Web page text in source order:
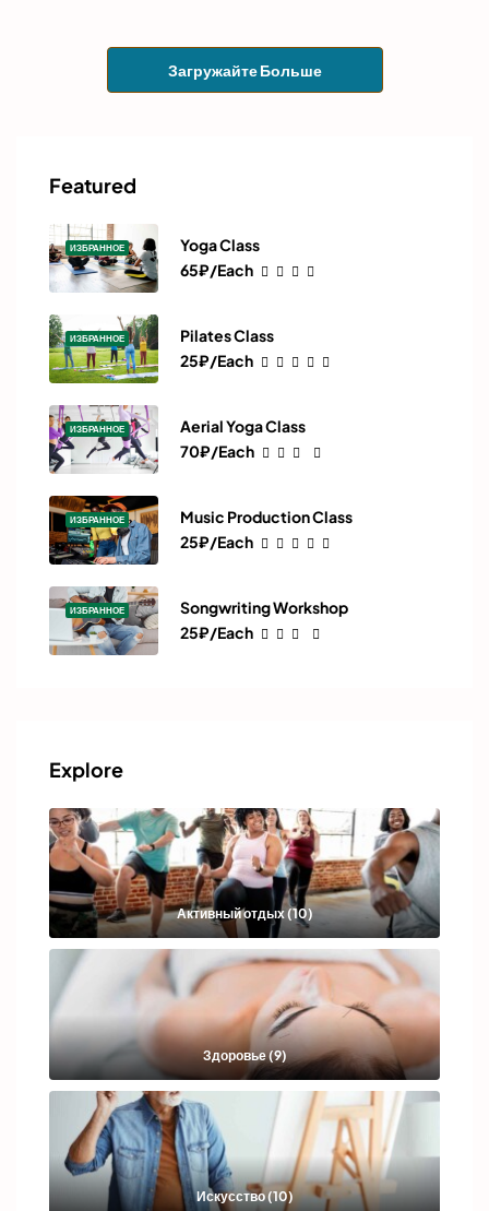
Загружайте Больше
Featured
ИЗБРАННОЕ
Yoga Class
65₽/Each
ИЗБРАННОЕ
Pilates Class
25₽/Each
ИЗБРАННОЕ
Aerial Yoga Class
70₽/Each
ИЗБРАННОЕ
Music Production Class
25₽/Each
ИЗБРАННОЕ
Songwriting Workshop
25₽/Each
Explore
Активный отдых (10)
Здоровье (9)
Искусство (10)